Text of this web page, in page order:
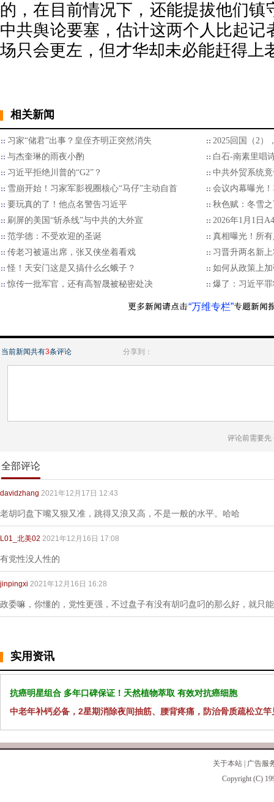
的，在目前情况下，还能提拔他们镇
中共舆论要塞，估计这两个人比起记
场只会更左，但才华却未必能赶得上
相关新闻
习家“储君”出事？皇侄齐明正突然消失
2025回国（2）
与杰奎琳的雨夜小酌
白石-南素里唱
习近平拒绝川普的“G2”？
中共外贸系统
雪崩开始！习家军影视圈核心“马仔”主动自首
会议内幕曝光
要玩真的了！他点名警告习近平
秋色赋：冬雪
刷屏的美国“斩杀线”与中共的大外宣
2026年1月1日
范学德：不受欢迎的圣诞
真相曝光！所
传老习被逼出席，张又侠坐着看戏
习晋升两名新
怪！天安门这是又搞什么幺蛾子？
如何从政策上
惊传一批军官，还有高智晟被秘密处决
爆了：习近平
“万维专栏”
当前新闻共有3条评论 分享到：
评论前需要先
全部评论
davidzhang 2021年12月17日 12:43
老胡叼盘下嘴又狠又准，跳得又浪又高，不是一般的水平。哈哈
L01_北美02 2021年12月16日 17:08
有党性没人性的
jinpingxi 2021年12月16日 16:28
政委嘛，你懂的，党性更强，不过盘子有没有胡叼盘叼的那么好，就只
实用资讯
抗癌明星组合 多年口碑保证！天然植物萃取 有效对抗癌细胞
中老年补钙必备，2星期消除夜间抽筋、腰背疼痛，防治骨质疏松立竿
关于本站
广告服
Copyright (C)